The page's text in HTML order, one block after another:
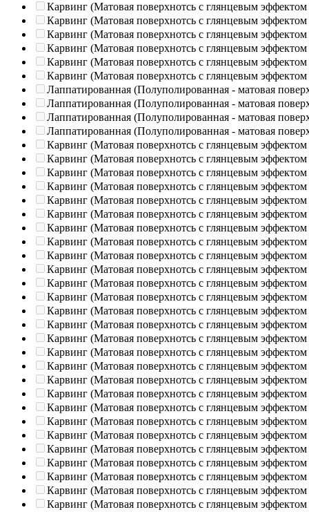
Карвинг (Матовая поверхнотсь с глянцевым эффектом
Карвинг (Матовая поверхнотсь с глянцевым эффектом
Карвинг (Матовая поверхнотсь с глянцевым эффектом
Карвинг (Матовая поверхнотсь с глянцевым эффектом
Карвинг (Матовая поверхнотсь с глянцевым эффектом
Карвинг (Матовая поверхнотсь с глянцевым эффектом
Лаппатированная (Полуполированная - матовая
Лаппатированная (Полуполированная - матовая
Лаппатированная (Полуполированная - матовая
Лаппатированная (Полуполированная - матовая
Карвинг (Матовая поверхнотсь с глянцевым эффектом
Карвинг (Матовая поверхнотсь с глянцевым эффектом
Карвинг (Матовая поверхнотсь с глянцевым эффектом
Карвинг (Матовая поверхнотсь с глянцевым эффектом
Карвинг (Матовая поверхнотсь с глянцевым эффектом
Карвинг (Матовая поверхнотсь с глянцевым эффектом
Карвинг (Матовая поверхнотсь с глянцевым эффектом
Карвинг (Матовая поверхнотсь с глянцевым эффектом
Карвинг (Матовая поверхнотсь с глянцевым эффектом
Карвинг (Матовая поверхнотсь с глянцевым эффектом
Карвинг (Матовая поверхнотсь с глянцевым эффектом
Карвинг (Матовая поверхнотсь с глянцевым эффектом
Карвинг (Матовая поверхнотсь с глянцевым эффектом
Карвинг (Матовая поверхнотсь с глянцевым эффектом
Карвинг (Матовая поверхнотсь с глянцевым эффектом
Карвинг (Матовая поверхнотсь с глянцевым эффектом
Карвинг (Матовая поверхнотсь с глянцевым эффектом
Карвинг (Матовая поверхнотсь с глянцевым эффектом
Карвинг (Матовая поверхнотсь с глянцевым эффектом
Карвинг (Матовая поверхнотсь с глянцевым эффектом
Карвинг (Матовая поверхнотсь с глянцевым эффектом
Карвинг (Матовая поверхнотсь с глянцевым эффектом
Карвинг (Матовая поверхнотсь с глянцевым эффектом
Карвинг (Матовая поверхнотсь с глянцевым эффектом
Карвинг (Матовая поверхнотсь с глянцевым эффектом
Карвинг (Матовая поверхнотсь с глянцевым эффектом
Карвинг (Матовая поверхнотсь с глянцевым эффектом